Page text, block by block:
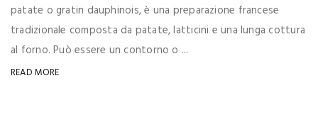
patate o gratin dauphinois, è una preparazione francese
tradizionale composta da patate, latticini e una lunga cottura
al forno. Può essere un contorno o ...
READ MORE